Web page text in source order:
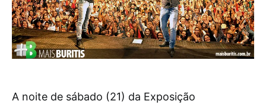
A noite de sábado (21) da Exposição